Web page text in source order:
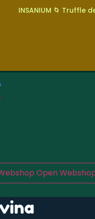
INSANIUM 🌀 Truffle
Open